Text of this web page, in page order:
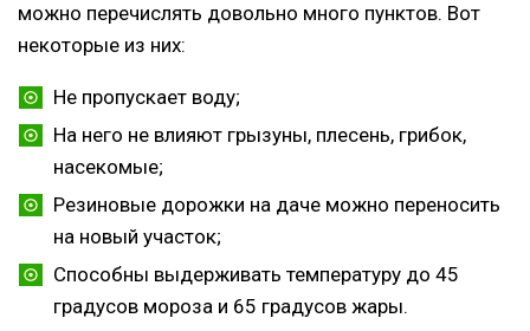
можно перечислять довольно много пунктов. Вот
некоторые из них:
Не пропускает воду;
На него не влияют грызуны, плесень, грибок,
насекомые;
Резиновые дорожки на даче можно переносить
на новый участок;
Способны выдерживать температуру до 45
градусов мороза и 65 градусов жары.